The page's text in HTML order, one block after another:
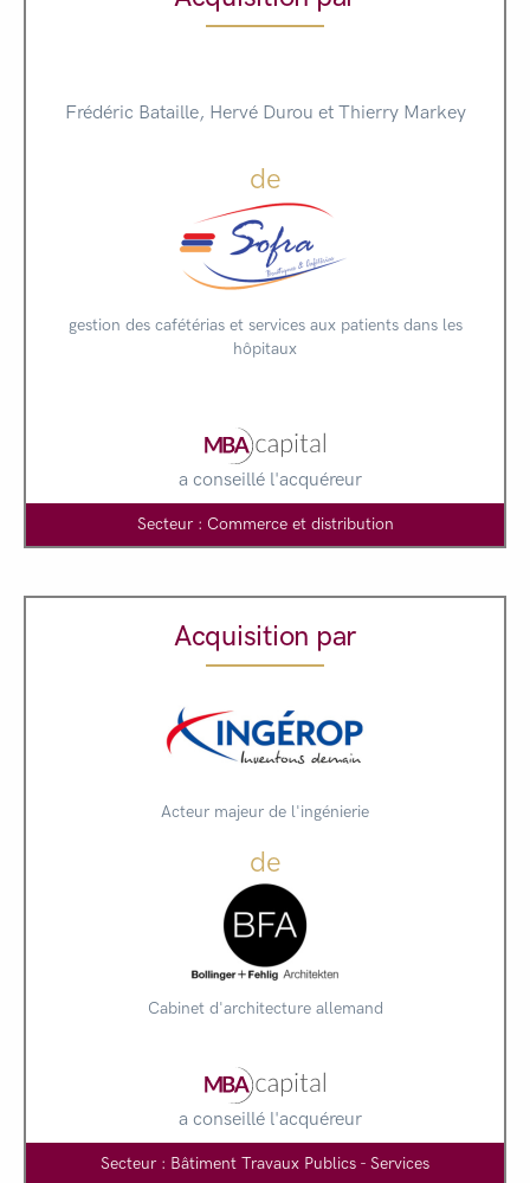
Frédéric Bataille, Hervé Durou et Thierry Markey
de
gestion des cafétérias et services aux patients dans les
hôpitaux
a conseillé l'acquéreur
Secteur : Commerce et distribution
Acquisition par
Acteur majeur de l'ingénierie
de
Cabinet d'architecture allemand
a conseillé l'acquéreur
Secteur : Bâtiment Travaux Publics - Services